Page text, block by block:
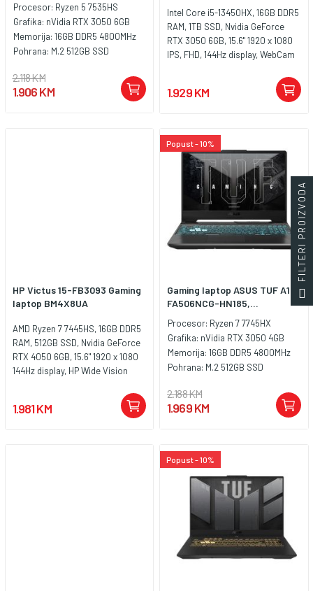
Procesor: Ryzen 5 7535HS
Grafika: nVidia RTX 3050 6GB
Memorija: 16GB DDR5 4800MHz
Pohrana: M.2 512GB SSD
2.118 KM
1.906 KM
Intel Core i5-13450HX, 16GB DDR5
RAM, 1TB SSD, Nvidia GeForce
RTX 3050 6GB, 15.6" 1920 x 1080
IPS, FHD, 144Hz display, WebCam
Bluetooth 5.2, LAN, 3x USB-A
(USB 5Gbps / USB 3.2 Gen 1), 1x
DisplayPort 1.4, 1x HDMI 2.1, up to
8K/60Hz, 1x Headphone /
microphone combo jack
(3.5mm),1x Slim tip Power
connector, Battery: 60Whr,
Težina: 2.38kg, Tastatura: BiH sa
osvjetljenjem, Boja: Siva,
FreeDOS
1.929 KM
HP Victus 15-FB3093 Gaming
laptop BM4X8UA
AMD Ryzen 7 7445HS, 16GB DDR5
RAM, 512GB SSD, Nvidia GeForce
RTX 4050 6GB, 15.6" 1920 x 1080
144Hz display, HP Wide Vision
Bluetooth 5.4, 1x USB Type-A
5Gbps signaling rate (HP Sleep
1.981 KM
Popust - 10%
Gaming laptop ASUS TUF A15
FA506NCG-HN185,...
Procesor: Ryzen 7 7745HX
Grafika: nVidia RTX 3050 4GB
Memorija: 16GB DDR5 4800MHz
Pohrana: M.2 512GB SSD
2.188 KM
1.969 KM
Popust - 10%
FILTERI PROIZVODA